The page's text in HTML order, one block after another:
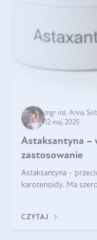
mgr inż. Anna
12 maj 2025
Astaksantyna –
zastosowanie
Astaksantyna -
karotenoidy. Ma
CZYTAJ